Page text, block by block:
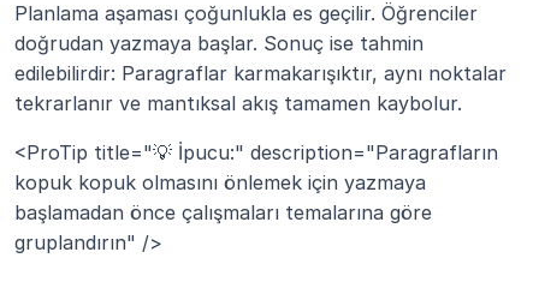
Planlama aşaması çoğunlukla es geçilir. Öğrenciler
doğrudan yazmaya başlar. Sonuç ise tahmin
edilebilirdir: Paragraflar karmakarışıktır, aynı noktalar
tekrarlanır ve mantıksal akış tamamen kaybolur.
<ProTip title="💡 İpucu:" description="Paragrafların
kopuk kopuk olmasını önlemek için yazmaya
başlamadan önce çalışmaları temalarına göre
gruplandırın" />